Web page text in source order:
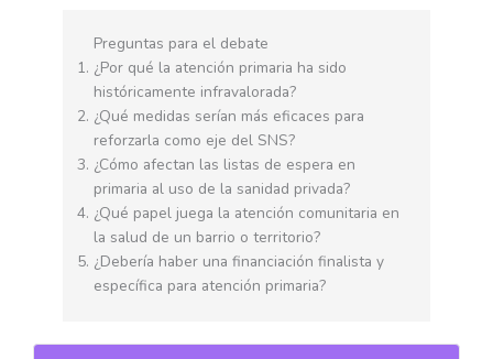
Preguntas para el debate
¿Por qué la atención primaria ha sido
históricamente infravalorada?
¿Qué medidas serían más eficaces para
reforzarla como eje del SNS?
¿Cómo afectan las listas de espera en
primaria al uso de la sanidad privada?
¿Qué papel juega la atención comunitaria en
la salud de un barrio o territorio?
¿Debería haber una financiación finalista y
específica para atención primaria?